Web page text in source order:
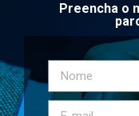
Preencha o